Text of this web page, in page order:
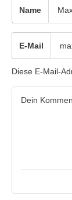
Name
E-Mail
Diese E-Mail-